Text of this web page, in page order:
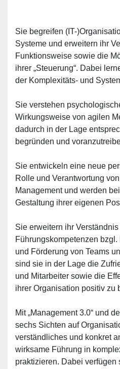
Sie begreifen (IT-
Systeme und erweitern ihr
Funktionsweise sowie die
ihrer „Steuerung“. Dabei
der Komplexitäts- und
Sie verstehen
Wirkungsweise von agilen
dadurch in der Lage
begründen und
Sie entwickeln eine neue
Rolle und Verantwortung
Management und werden
Gestaltung ihrer eigenen
Sie erweitern ihr
Führungskompetenzen
und Förderung von Teams
sind sie in der Lage die
und Mitarbeiter sowie die
ihrer Organisation positiv zu
Mit „Management 3.0“ und
sechs Sichten auf
verständliches und konkret
wirksame Führung in
praktizieren. Dabei verfügen